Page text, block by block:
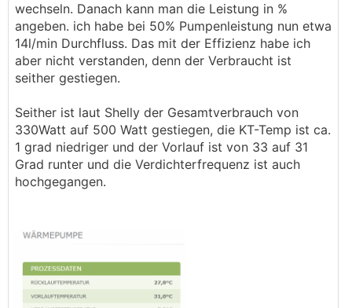
wechseln. Danach kann man die Leistung in %
angeben. ich habe bei 50% Pumpenleistung nun etwa
14l/min Durchfluss. Das mit der Effizienz habe ich
aber nicht verstanden, denn der Verbraucht ist
seither gestiegen.
Seither ist laut Shelly der Gesamtverbrauch von
330Watt auf 500 Watt gestiegen, die KT-Temp ist ca.
1 grad niedriger und der Vorlauf ist von 33 auf 31
Grad runter und die Verdichterfrequenz ist auch
hochgegangen.